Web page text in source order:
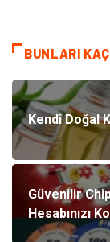
BUNLARI
Kendi Doğal
Güvenilir
Hesabınızı